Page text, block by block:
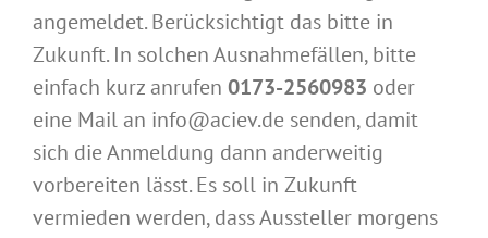
angemeldet. Berücksichtigt das bitte in
Zukunft. In solchen Ausnahmefällen, bitte
einfach kurz anrufen 0173-2560983 oder
eine Mail an info@aciev.de senden, damit
sich die Anmeldung dann anderweitig
vorbereiten lässt. Es soll in Zukunft
vermieden werden, dass Aussteller morgens